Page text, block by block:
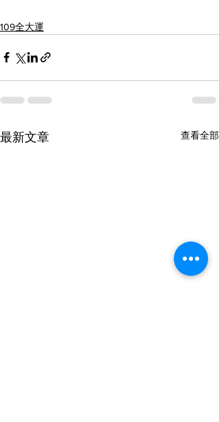
109全大運
最新文章 查看全部